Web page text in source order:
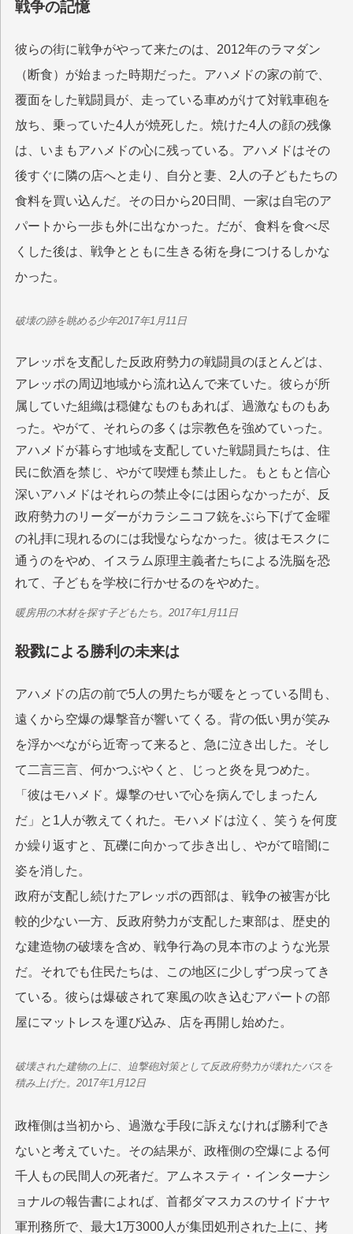
戦争の記憶
彼らの街に戦争がやって来たのは、2012年のラマダン
（断食）が始まった時期だった。アハメドの家の前で、
覆面をした戦闘員が、走っている車めがけて対戦車砲を
放ち、乗っていた4人が焼死した。焼けた4人の顔の残像
は、いまもアハメドの心に残っている。アハメドはその
後すぐに隣の店へと走り、自分と妻、2人の子どもたちの
食料を買い込んだ。その日から20日間、一家は自宅のア
パートから一歩も外に出なかった。だが、食料を食べ尽
くした後は、戦争とともに生きる術を身につけるしかな
かった。
破壊の跡を眺める少年2017年1月11日
アレッポを支配した反政府勢力の戦闘員のほとんどは、
アレッポの周辺地域から流れ込んで来ていた。彼らが所
属していた組織は穏健なものもあれば、過激なものもあ
った。やがて、それらの多くは宗教色を強めていった。
アハメドが暮らす地域を支配していた戦闘員たちは、住
民に飲酒を禁じ、やがて喫煙も禁止した。もともと信心
深いアハメドはそれらの禁止令には困らなかったが、反
政府勢力のリーダーがカラシニコフ銃をぶら下げて金曜
の礼拝に現れるのには我慢ならなかった。彼はモスクに
通うのをやめ、イスラム原理主義者たちによる洗脳を恐
れて、子どもを学校に行かせるのをやめた。
暖房用の木材を探す子どもたち。2017年1月11日
殺戮による勝利の未来は
アハメドの店の前で5人の男たちが暖をとっている間も、
遠くから空爆の爆撃音が響いてくる。背の低い男が笑み
を浮かべながら近寄って来ると、急に泣き出した。そし
て二言三言、何かつぶやくと、じっと炎を見つめた。
「彼はモハメド。爆撃のせいで心を病んでしまったん
だ」と1人が教えてくれた。モハメドは泣く、笑うを何度
か繰り返すと、瓦礫に向かって歩き出し、やがて暗闇に
姿を消した。
政府が支配し続けたアレッポの西部は、戦争の被害が比
較的少ない一方、反政府勢力が支配した東部は、歴史的
な建造物の破壊を含め、戦争行為の見本市のような光景
だ。それでも住民たちは、この地区に少しずつ戻ってき
ている。彼らは爆破されて寒風の吹き込むアパートの部
屋にマットレスを運び込み、店を再開し始めた。
破壊された建物の上に、迫撃砲対策として反政府勢力が壊れたバスを
積み上げた。2017年1月12日
政権側は当初から、過激な手段に訴えなければ勝利でき
ないと考えていた。その結果が、政権側の空爆による何
千人もの民間人の死者だ。アムネスティ・インターナシ
ョナルの報告書によれば、首都ダマスカスのサイドナヤ
軍刑務所で、最大1万3000人が集団処刑された上に、拷